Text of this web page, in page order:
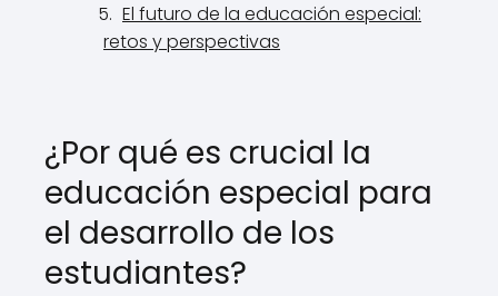
El futuro de la educación especial:
retos y perspectivas
¿Por qué es crucial la
educación especial para
el desarrollo de los
estudiantes?